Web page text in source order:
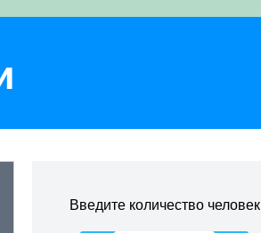
Введите количество человек